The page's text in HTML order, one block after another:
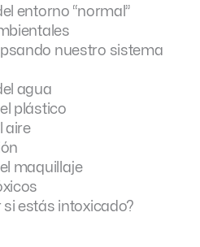
entorno “normal”
nuestro sistema
agua
plástico
aire
maquillaje
si estás intoxicado?